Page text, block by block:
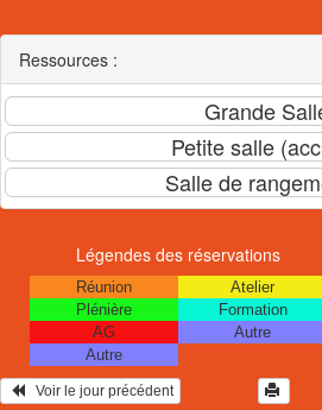
Ressources :
Légendes des réservations
Réunion
Atelier
Plénière
Formation
AG
Autre
Autre
   Voir le jour précédent